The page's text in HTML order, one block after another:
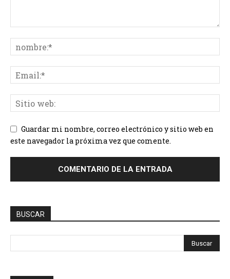
Guardar mi nombre, correo electrónico y sitio web en
este navegador la próxima vez que comente.
BUSCAR